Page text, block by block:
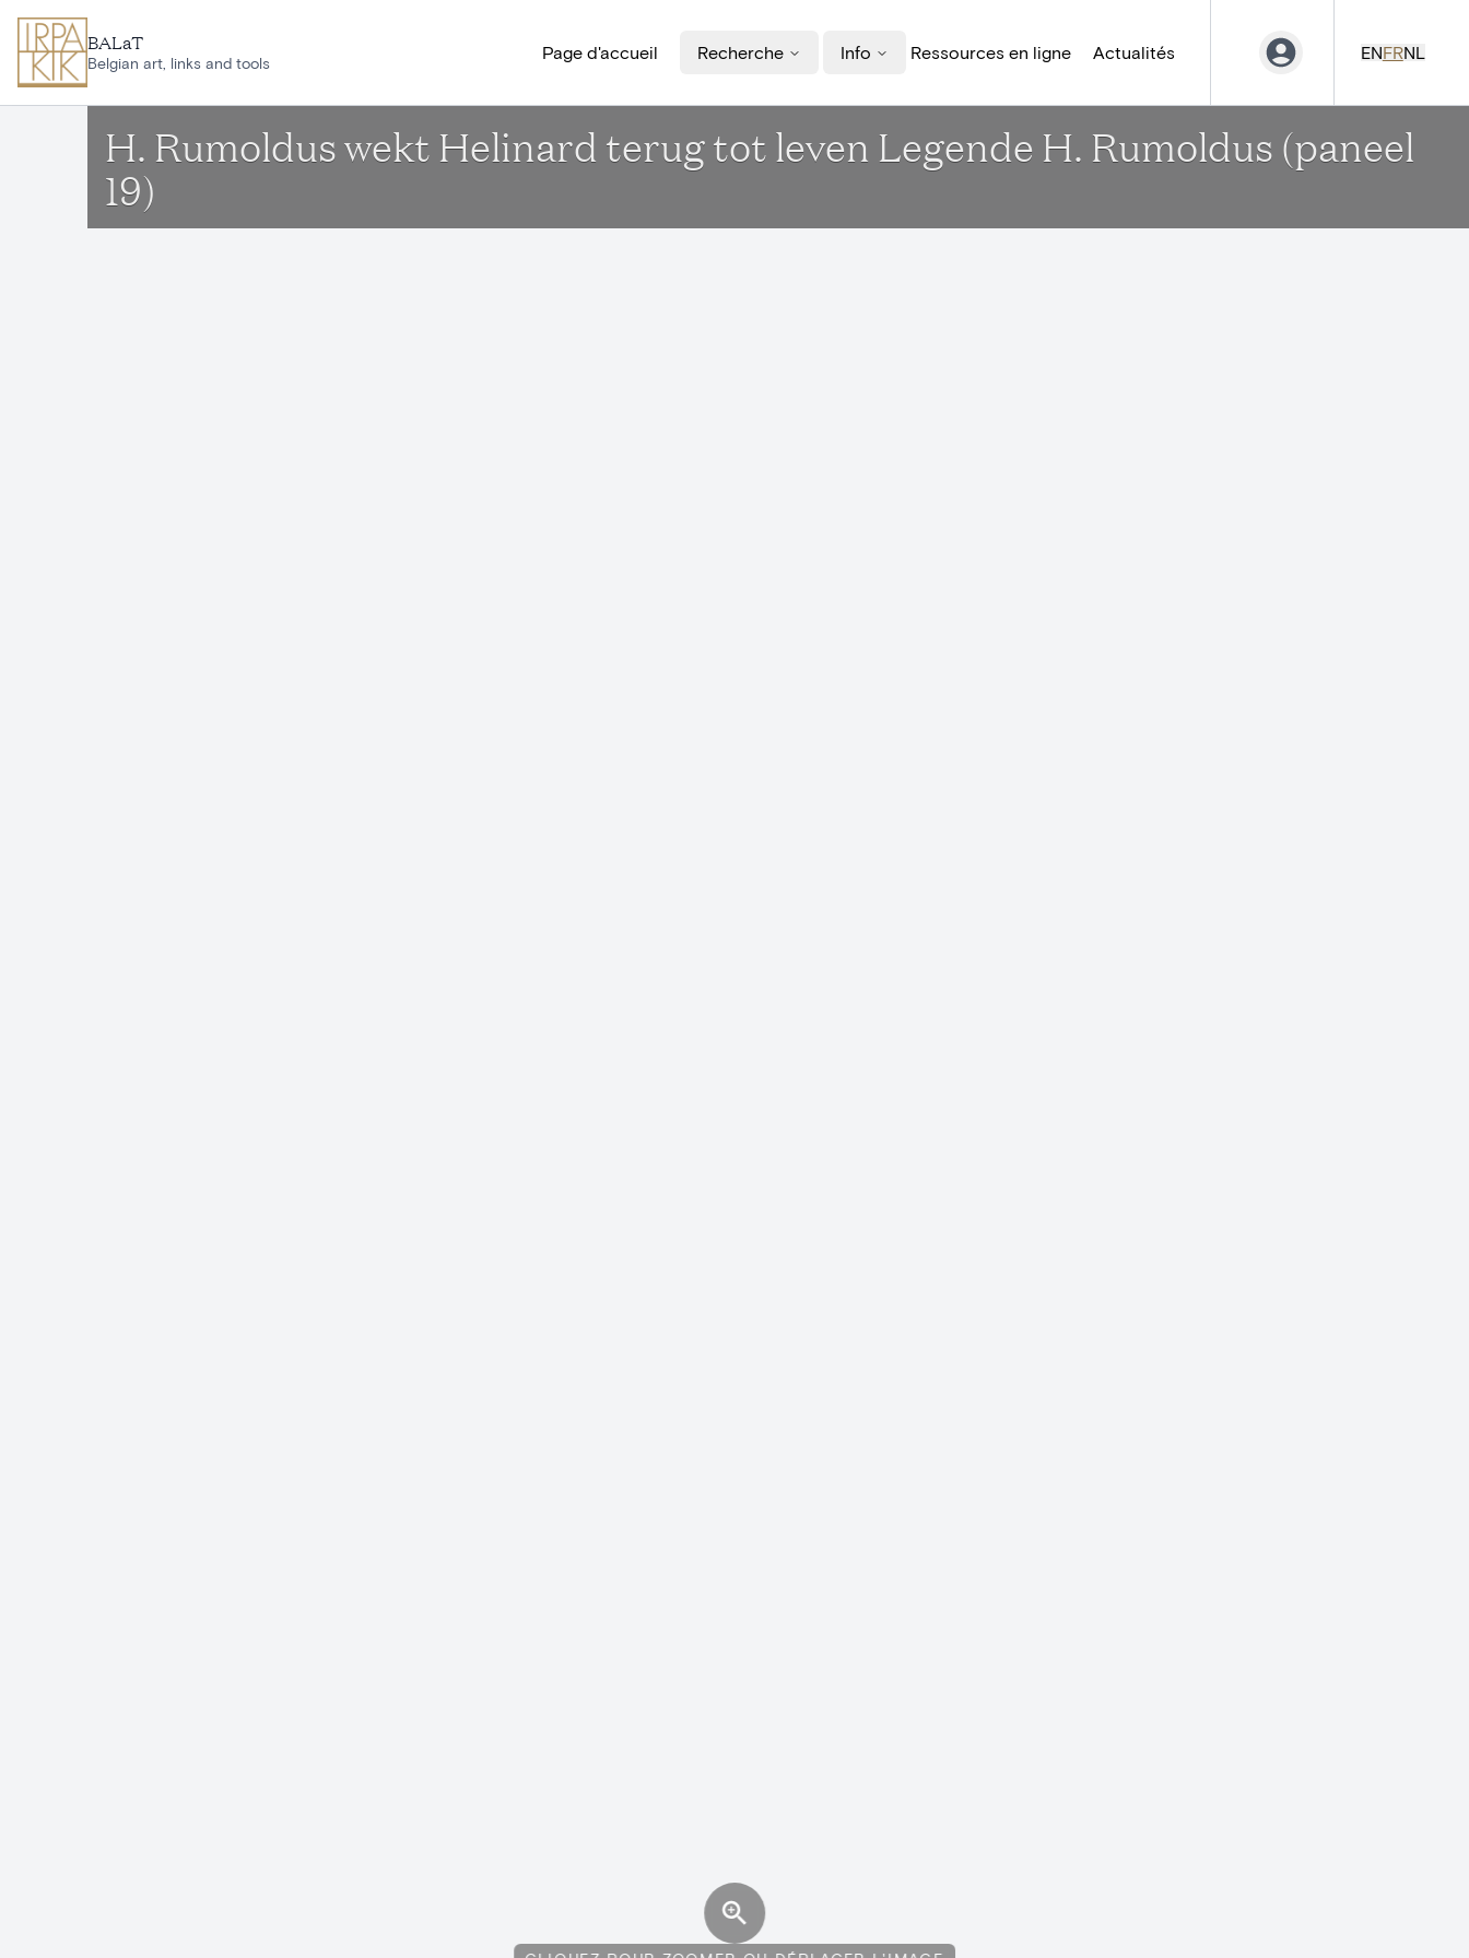
BALaT
Belgian art, links and tools
Page d'accueil Recherche Info Ressources en ligne Actualités ENFRNL
H. Rumoldus wekt Helinard terug tot leven Legende H. Rumoldus (paneel
19)